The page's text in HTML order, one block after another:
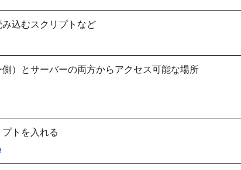
込むスクリプトなど
）とサーバーの両方からアクセス可能な場所
トを入れる